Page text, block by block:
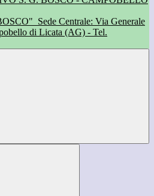
Sede Centrale: Via Generale
di Licata (AG) - Tel.